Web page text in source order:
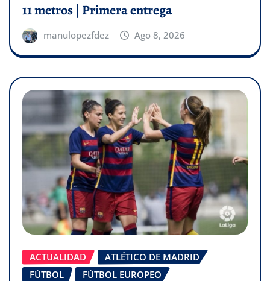
11 metros | Primera entrega
manulopezfdez Ago 8, 2026
ACTUALIDAD
ATLÉTICO DE MADRID
FÚTBOL
FÚTBOL EUROPEO